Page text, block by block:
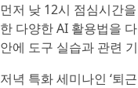
먼저 낮 12시 점심시간
한 다양한 AI 활용법을
안에 도구 실습과 관련
저녁 특화 세미나인 ‘퇴